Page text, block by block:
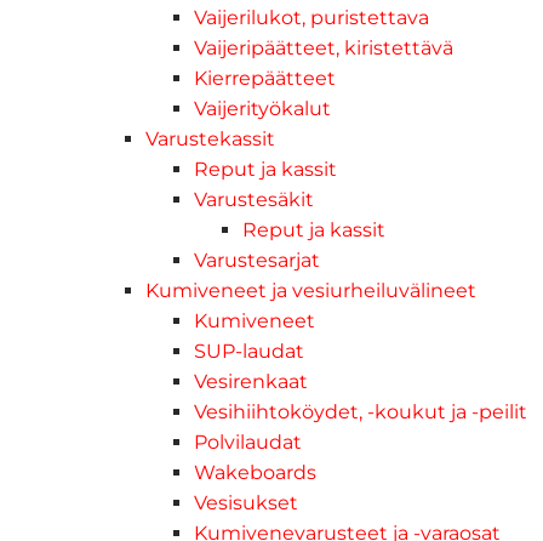
Vaijerilukot, puristettava
Vaijeripäätteet, kiristettävä
Kierrepäätteet
Vaijerityökalut
Varustekassit
Reput ja kassit
Varustesäkit
Reput ja kassit
Varustesarjat
Kumiveneet ja vesiurheiluvälineet
Kumiveneet
SUP-laudat
Vesirenkaat
Vesihiihtoköydet, -koukut ja -peilit
Polvilaudat
Wakeboards
Vesisukset
Kumivenevarusteet ja -varaosat